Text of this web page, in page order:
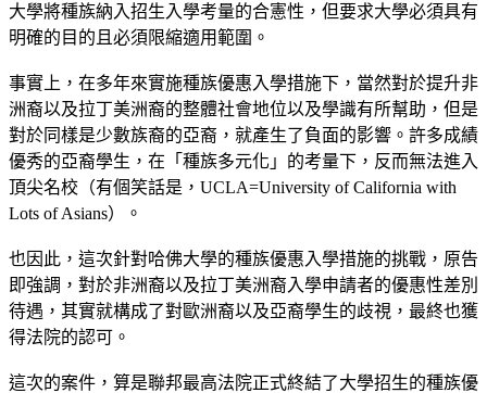
大學將種族納入招生入學考量的合憲性，但要求大學必須具有
明確的目的且必須限縮適用範圍。
事實上，在多年來實施種族優惠入學措施下，當然對於提升非
洲裔以及拉丁美洲裔的整體社會地位以及學識有所幫助，但是
對於同樣是少數族裔的亞裔，就產生了負面的影響。許多成績
優秀的亞裔學生，在「種族多元化」的考量下，反而無法進入
頂尖名校（有個笑話是，UCLA=University of California with
Lots of Asians）。
也因此，這次針對哈佛大學的種族優惠入學措施的挑戰，原告
即強調，對於非洲裔以及拉丁美洲裔入學申請者的優惠性差別
待遇，其實就構成了對歐洲裔以及亞裔學生的歧視，最終也獲
得法院的認可。
這次的案件，算是聯邦最高法院正式終結了大學招生的種族優